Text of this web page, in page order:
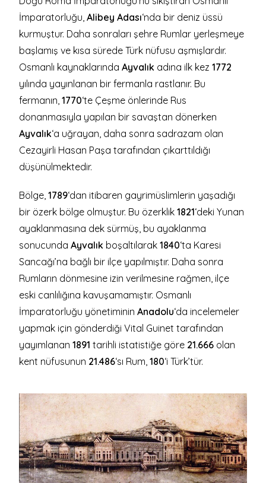
İmparatorluğu,Alibey Adası‘nda bir deniz üssü
kurmuştur. Daha sonraları şehre Rumlar yerleşmeye
başlamış ve kısa sürede Türk nüfusu aşmışlardır.
Osmanlı kaynaklarındaAyvalık adına ilk kez 1772
yılında yayınlanan bir fermanla rastlanır. Bu
fermanın,1770‘te Çeşme önlerinde Rus
donanmasıyla yapılan bir savaştan dönerken
Ayvalık‘a uğrayan, daha sonra sadrazam olan
Cezayirli Hasan Paşa tarafından çıkarttıldığı
düşünülmektedir.
Bölge,1789‘dan itibaren gayrimüslimlerin yaşadığı
bir özerk bölge olmuştur. Bu özerklik1821‘deki Yunan
ayaklanmasına dek sürmüş, bu ayaklanma
sonucundaAyvalık boşaltılarak1840‘ta Karesi
Sancağı’na bağlı bir ilçe yapılmıştır. Daha sonra
Rumların dönmesine izin verilmesine rağmen, ilçe
eski canlılığına kavuşamamıştır. Osmanlı
İmparatorluğu yönetimininAnadolu‘da incelemeler
yapmak için gönderdiği Vital Guinet tarafından
yayımlanan1891 tarihli istatistiğe göre 21.666 olan
kent nüfusunun 21.486‘sı Rum, 180‘i Türk’tür.